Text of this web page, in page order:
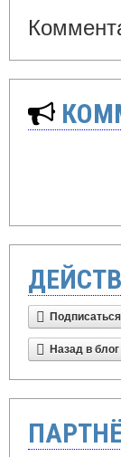
Подписаться
Назад в блог